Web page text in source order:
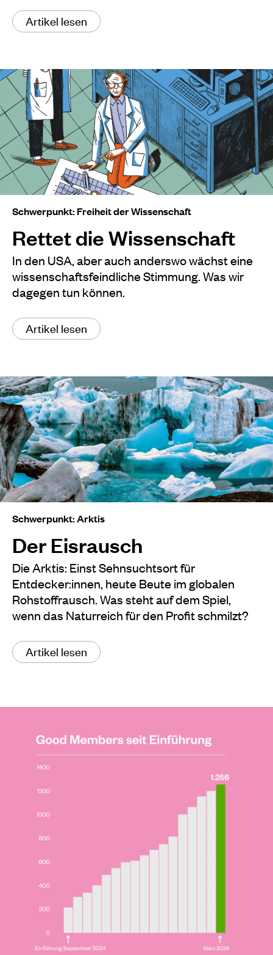
Artikel lesen
Schwerpunkt: Freiheit der Wissenschaft
Rettet die Wissenschaft
In den USA, aber auch anderswo wächst eine
wissenschaftsfeindliche Stimmung. Was wir
dagegen tun können.
Artikel lesen
Schwerpunkt: Arktis
Der Eisrausch
Die Arktis: Einst Sehnsuchtsort für
Entdecker:innen, heute Beute im globalen
Rohstoffrausch. Was steht auf dem Spiel,
wenn das Naturreich für den Profit schmilzt?
Artikel lesen